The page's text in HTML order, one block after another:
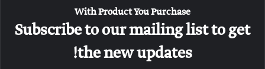
With Product You Purchase
Subscribe to our mailing list to get
the new updates!